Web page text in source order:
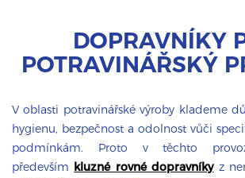
DOPRAVNÍKY
POTRAVINÁŘSKÝ
V oblasti potravinářské výroby klademe
hygienu, bezpečnost a odolnost vůči
podmínkám. Proto v těchto
především kluzné rovné dopravníkyz